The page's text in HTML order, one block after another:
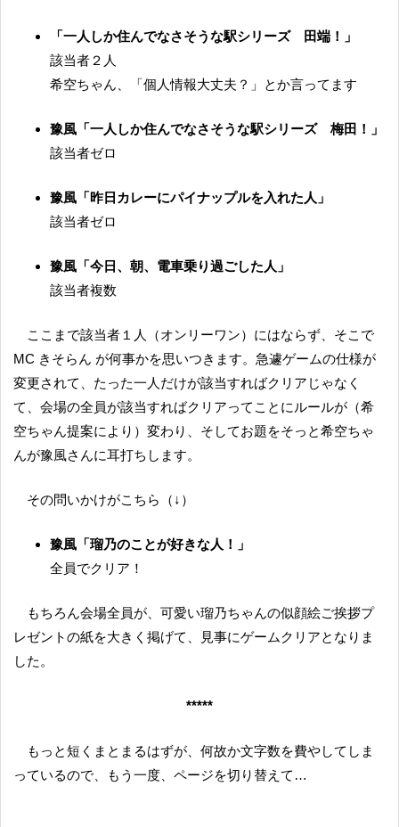
「一人しか住んでなさそうな駅シリーズ 田端！」
該当者２人
希空ちゃん、「個人情報大丈夫？」とか言ってます
豫風「一人しか住んでなさそうな駅シリーズ 梅田！」
該当者ゼロ
豫風「昨日カレーにパイナップルを入れた人」
該当者ゼロ
豫風「今日、朝、電車乗り過ごした人」
該当者複数
ここまで該当者１人（オンリーワン）にはならず、そこで
MC きそらん が何事かを思いつきます。急遽ゲームの仕様が
変更されて、たった一人だけが該当すればクリアじゃなく
て、会場の全員が該当すればクリアってことにルールが（希
空ちゃん提案により）変わり、そしてお題をそっと希空ちゃ
んが豫風さんに耳打ちします。
その問いかけがこちら（↓）
豫風「瑠乃のことが好きな人！」
全員でクリア！
もちろん会場全員が、可愛い瑠乃ちゃんの似顔絵ご挨拶プ
レゼントの紙を大きく掲げて、見事にゲームクリアとなりま
した。
*****
もっと短くまとまるはずが、何故か文字数を費やしてしま
っているので、もう一度、ページを切り替えて…